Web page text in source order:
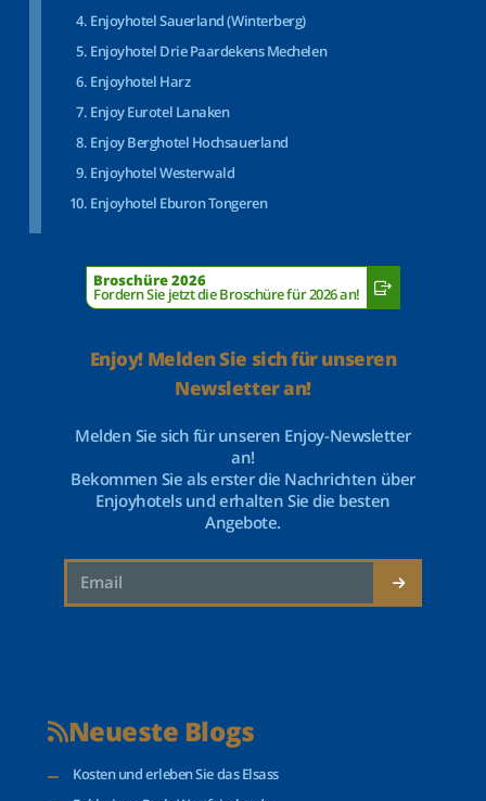
Enjoyhotel Sauerland (Winterberg)
Enjoyhotel Drie Paardekens Mechelen
Enjoyhotel Harz
Enjoy Eurotel Lanaken
Enjoy Berghotel Hochsauerland
Enjoyhotel Westerwald
Enjoyhotel Eburon Tongeren
Broschüre 2026
Fordern Sie jetzt die Broschüre für 2026 an!
Enjoy! Melden Sie sich für unseren
Newsletter an!
Melden Sie sich für unseren Enjoy-Newsletter
an!
Bekommen Sie als erster die Nachrichten über
Enjoyhotels und erhalten Sie die besten
Angebote.
Neueste Blogs
Kosten und erleben Sie das Elsass